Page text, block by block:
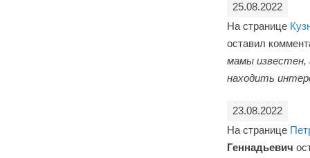
25.08.2022
На странице
оставил
мамы известен,
находить
23.08.2022
На странице
Геннадьевич